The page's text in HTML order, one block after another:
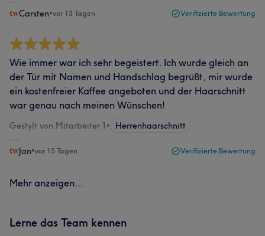
Carsten•vor 13 Tagen Verifizierte Bewertung
Wie immer war ich sehr begeistert. Ich wurde gleich an
der Tür mit Namen und Handschlag begrüßt, mir wurde
ein kostenfreier Kaffee angeboten und der Haarschnitt
war genau nach meinen Wünschen!
Gestylt von Mitarbeiter 1 • Herrenhaarschnitt
Jan•vor 15 Tagen Verifizierte Bewertung
Mehr anzeigen...
Lerne das Team kennen